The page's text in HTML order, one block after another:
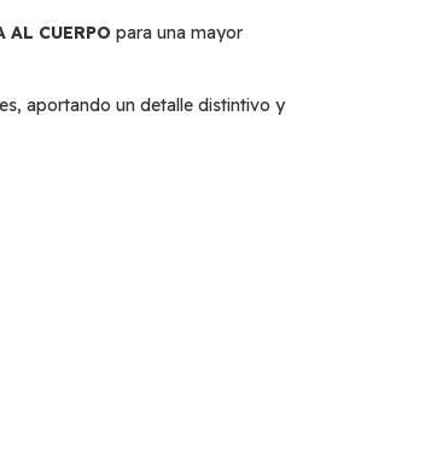
AL CUERPO para una mayor
aportando un detalle distintivo y